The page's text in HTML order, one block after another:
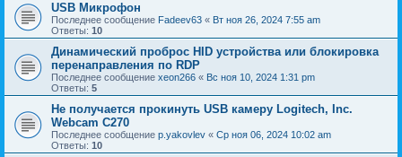
USB Микрофон
Последнее сообщение Fadeev63 « Вт ноя 26, 2024 7:55 am
Ответы: 10
Динамический проброс HID устройства или блокировка
перенаправления по RDP
Последнее сообщение xeon266 « Вс ноя 10, 2024 1:31 pm
Ответы: 5
Не получается прокинуть USB камеру Logitech, Inc.
Webcam C270
Последнее сообщение p.yakovlev « Ср ноя 06, 2024 10:02 am
Ответы: 10